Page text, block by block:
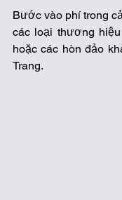
Bước vào phí trong
các loại thương
hoặc các hòn đảo
Trang.